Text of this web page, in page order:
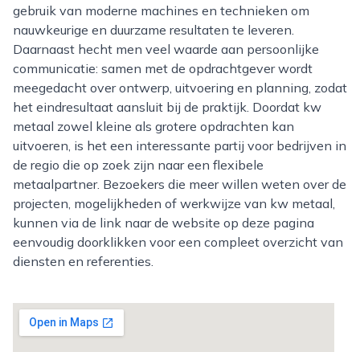
gebruik van moderne machines en technieken om
nauwkeurige en duurzame resultaten te leveren.
Daarnaast hecht men veel waarde aan persoonlijke
communicatie: samen met de opdrachtgever wordt
meegedacht over ontwerp, uitvoering en planning, zodat
het eindresultaat aansluit bij de praktijk. Doordat kw
metaal zowel kleine als grotere opdrachten kan
uitvoeren, is het een interessante partij voor bedrijven in
de regio die op zoek zijn naar een flexibele
metaalpartner. Bezoekers die meer willen weten over de
projecten, mogelijkheden of werkwijze van kw metaal,
kunnen via de link naar de website op deze pagina
eenvoudig doorklikken voor een compleet overzicht van
diensten en referenties.